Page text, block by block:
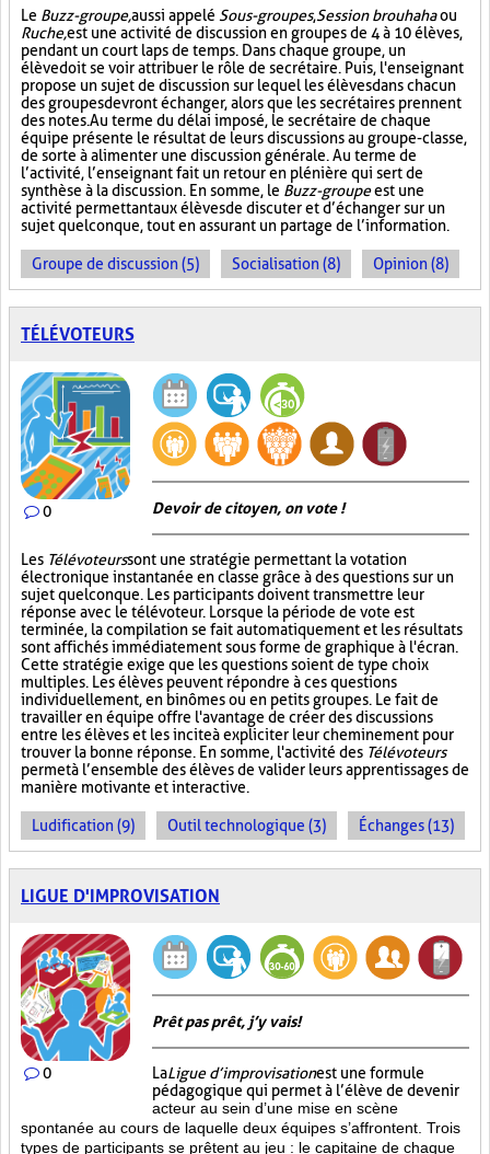
Le Buzz-groupe,aussi appelé Sous-groupes,Session brouhahaou
Ruche,est une activité de discussion en groupes de 4 à 10 élèves,
pendant un court laps de temps. Dans chaque groupe, un
élève doit se voir attribuer le rôle de secrétaire. Puis, l'enseignant
propose un sujet de discussion sur lequel les élèves dans chacun
des groupes devront échanger, alors que les secrétaires prennent
des notes. Au terme du délai imposé, le secrétaire de chaque
équipe présente le résultat de leurs discussions au groupe-classe,
de sorte à alimenter une discussion générale. Au terme de
l’activité, l’enseignant fait un retour en plénière qui sert de
synthèse à la discussion. En somme, le Buzz-groupeest une
activité permettant aux élèves de discuter et d’échanger sur un
sujet quelconque, tout en assurant un partage de l’information.
Groupe de discussion (5) Socialisation (8) Opinion (8)
TÉLÉVOTEURS
0 Devoir de citoyen, on vote !
Les Télévoteurssont une stratégie permettant la votation
électronique instantanée en classe grâce à des questions sur un
sujet quelconque. Les participants doivent transmettre leur
réponse avec le télévoteur. Lorsque la période de vote est
terminée, la compilation se fait automatiquement et les résultats
sont affichés immédiatement sous forme de graphique à l'écran.
Cette stratégie exige que les questions soient de type choix
multiples. Les élèves peuvent répondre à ces questions
individuellement, en binômes ou en petits groupes. Le fait de
travailler en équipe offre l'avantage de créer des discussions
entre les élèves et les incite à expliciter leur cheminement pour
trouver la bonne réponse. En somme, l'activité des Télévoteurs
permet à l’ensemble des élèves de valider leurs apprentissages de
manière motivante et interactive.
Ludification (9) Outil technologique (3) Échanges (13)
LIGUE D'IMPROVISATION
0
Prêt pas prêt, j’y vais!
LaLigue d’improvisationest une formule
pédagogique qui permet à l’élève de devenir
acteur au sein d’une mise en scène
spontanée au cours de laquelle deux équipes s’affrontent. Trois
types de participants se prêtent au jeu : le capitaine de chaque